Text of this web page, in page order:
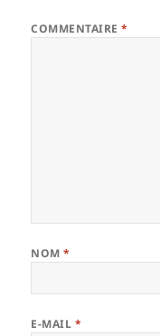
COMMENTAIRE*
NOM*
E-MAIL *